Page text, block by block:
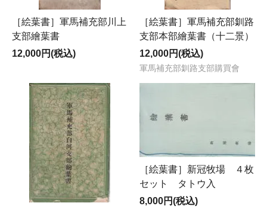
［絵葉書］軍馬補充部川上
支部繪葉書
12,000円(税込)
［絵葉書］軍馬補充部釧路
支部本部繪葉書（十二景）
12,000円(税込)
軍馬補充部釧路支部購買會
［絵葉書］新冠牧場 ４枚
セット タトウ入
8,000円(税込)